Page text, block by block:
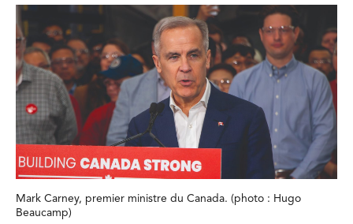
Mark Carney, premier ministre du Canada. (photo : Hugo
Beaucamp)